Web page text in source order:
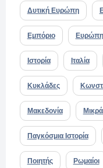
Δυτική Ευρώπη
Εμπόριο Ευρώπη
Ιστορία Ιταλία
Κυκλάδες
Μακεδονία
Παγκόσμια Ιστορία
Ποιητής Ρωμαίοι